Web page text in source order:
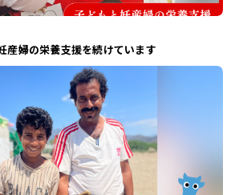
産婦の栄養支援を続けています